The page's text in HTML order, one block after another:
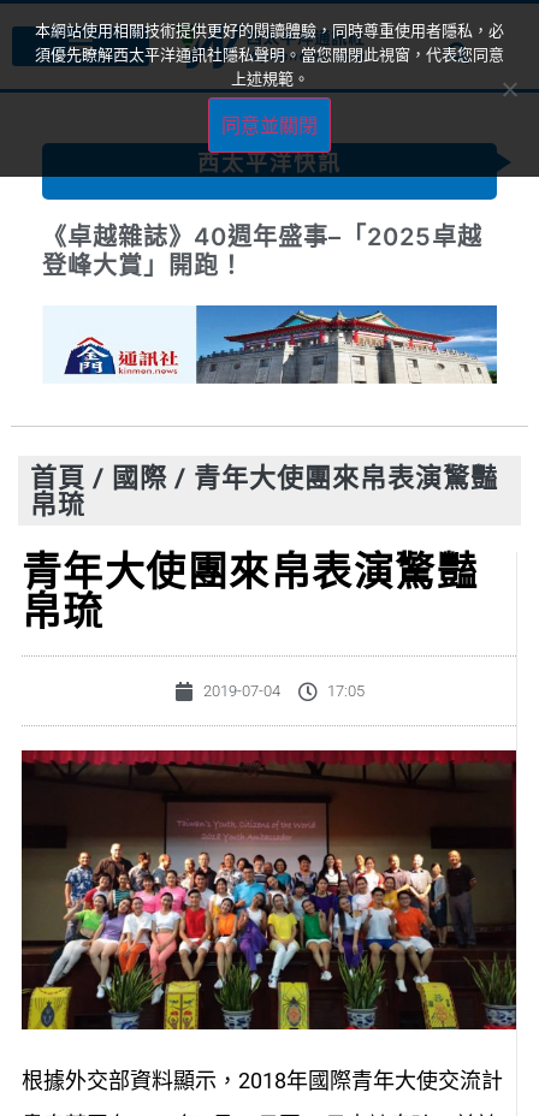
西太平洋快訊
《卓越雜誌》40週年盛事–「2025卓越
登峰大賞」開跑！
首頁 / 國際 / 青年大使團來帛表演驚豔
帛琉
青年大使團來帛表演驚豔
帛琉
2019-07-04 17:05
根據外交部資料顯示，2018年國際青年大使交流計
本網站使用相關技術提供更好的閱讀體驗，同時尊重使用者隱私，必
須優先瞭解西太平洋通訊社隱私聲明。當您關閉此視窗，代表您同意
上述規範。
同意並關閉